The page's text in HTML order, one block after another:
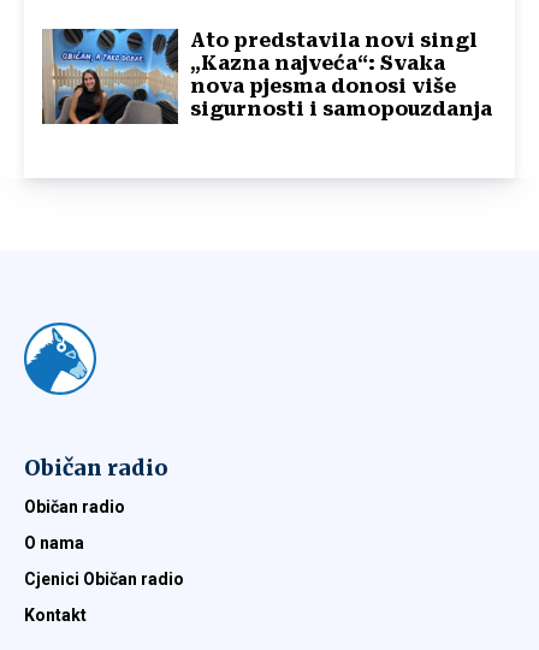
Ato predstavila novi singl
„Kazna najveća“: Svaka
nova pjesma donosi više
sigurnosti i samopouzdanja
Običan radio
Običan radio
O nama
Cjenici Običan radio
Kontakt